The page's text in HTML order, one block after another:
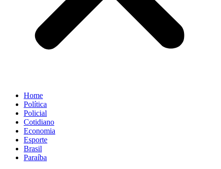
Home
Política
Policial
Cotidiano
Economia
Esporte
Brasil
Paraíba